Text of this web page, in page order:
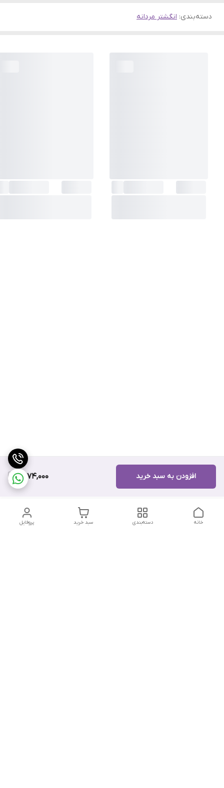
10,174,000 افزودن به سبد خرید
دسته‌بندی: انگشتر مردانه
پروفایل سبد خرید دسته‌بندی خانه